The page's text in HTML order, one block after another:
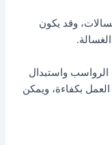
وقد يكون
واستبدال
بكفاءة، ويمكن